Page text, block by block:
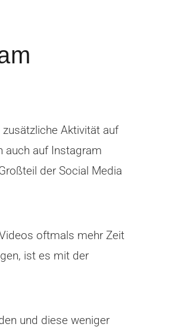
Aktivität auf
auch auf Instagram
der Social Media
oftmals mehr Zeit
ist es mit der
und diese weniger